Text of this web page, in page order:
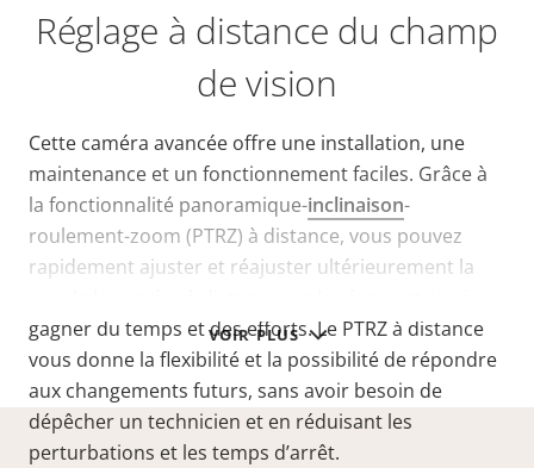
VOIR PLUS
Réglage à distance du champ
de vision
Cette caméra avancée offre une installation, une
maintenance et un fonctionnement faciles. Grâce à
la fonctionnalité panoramique-inclinaison-
roulement-zoom (PTRZ) à distance, vous pouvez
rapidement ajuster et réajuster ultérieurement la
gagner du temps et des efforts. Le PTRZ à distance
vous donne la flexibilité et la possibilité de répondre
aux changements futurs, sans avoir besoin de
dépêcher un technicien et en réduisant les
perturbations et les temps d’arrêt.